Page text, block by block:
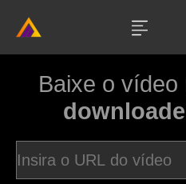
Baixe o vídeo